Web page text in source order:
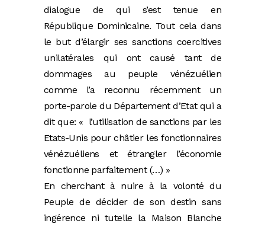
dialogue de qui s’est tenue en
République Dominicaine. Tout cela dans
le but d’élargir ses sanctions coercitives
unilatérales qui ont causé tant de
dommages au peuple vénézuélien
comme l’a reconnu récemment un
porte-parole du Département d’Etat qui a
dit que: « l’utilisation de sanctions par les
Etats-Unis pour châtier les fonctionnaires
vénézuéliens et étrangler l’économie
fonctionne parfaitement (…) »
En cherchant à nuire à la volonté du
Peuple de décider de son destin sans
ingérence ni tutelle la Maison Blanche